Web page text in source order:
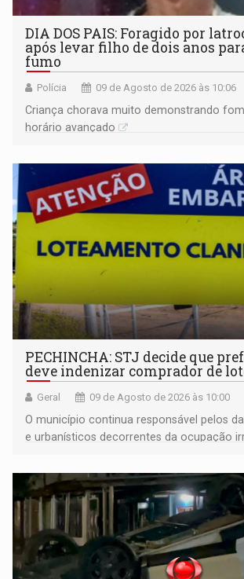
DIA DOS PAIS: Foragido por
após levar filho de dois anos
fumo
Polícia 09 de Agosto de 2026 às 10:06
Criança chorava muito demonstrando
horário avançado
PECHINCHA: STJ decide que
deve indenizar comprador de
Geral 09 de Agosto de 2026 às 10:00
O município continua responsável pelos
e urbanísticos decorrentes da ocupação